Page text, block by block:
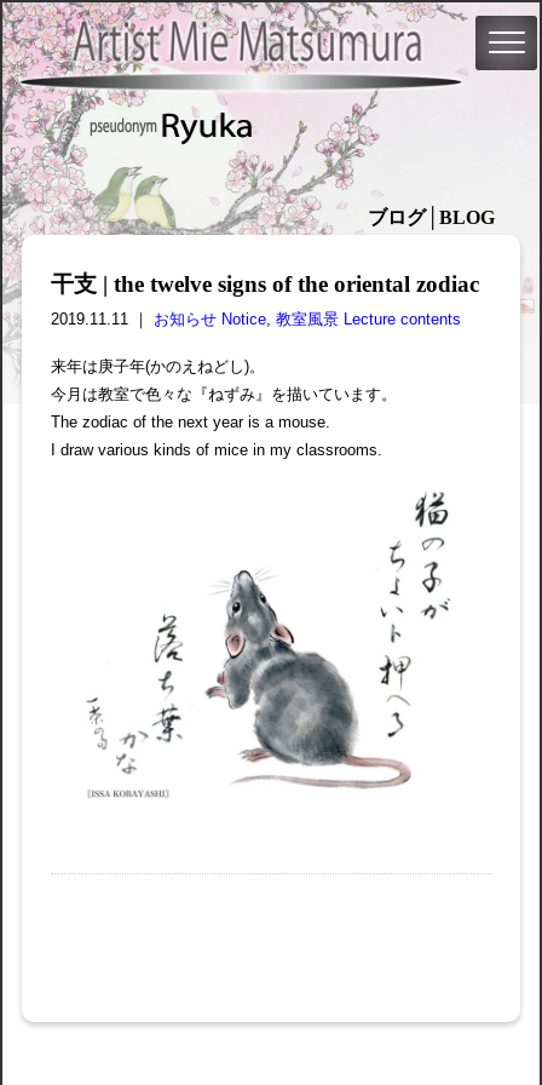
ブログ│BLOG
干支 | the twelve signs of the oriental zodiac
2019.11.11 ｜ お知らせ Notice, 教室風景 Lecture contents
来年は庚子年(かのえねどし)。
今月は教室で色々な『ねずみ』を描いています。
The zodiac of the next year is a mouse.
I draw various kinds of mice in my classrooms.